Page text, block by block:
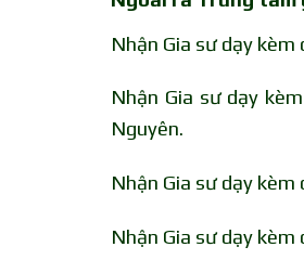
Nhận Gia sư dạy
Nhận Gia sư dạy
Nguyên.
Nhận Gia sư dạy
Nhận Gia sư dạy